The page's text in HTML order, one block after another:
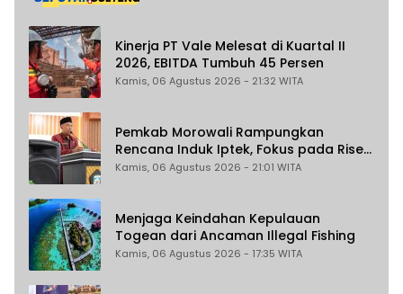
Kinerja PT Vale Melesat di Kuartal II
2026, EBITDA Tumbuh 45 Persen
Kamis, 06 Agustus 2026 - 21:32 WITA
Pemkab Morowali Rampungkan
Rencana Induk Iptek, Fokus pada Riset
dan Inovasi Daerah
Kamis, 06 Agustus 2026 - 21:01 WITA
Menjaga Keindahan Kepulauan
Togean dari Ancaman Illegal Fishing
Kamis, 06 Agustus 2026 - 17:35 WITA